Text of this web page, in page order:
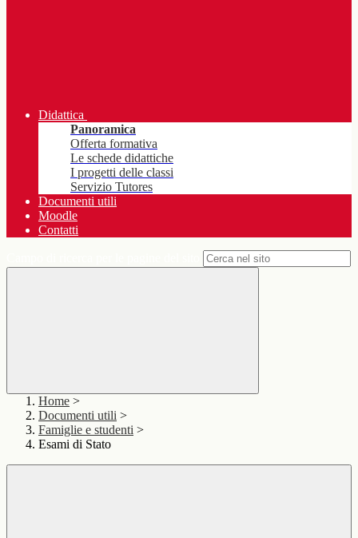
Didattica
Panoramica
Offerta formativa
Le schede didattiche
I progetti delle classi
Servizio Tutores
Documenti utili
Moodle
Contatti
Home >
Documenti utili >
Famiglie e studenti >
Esami di Stato